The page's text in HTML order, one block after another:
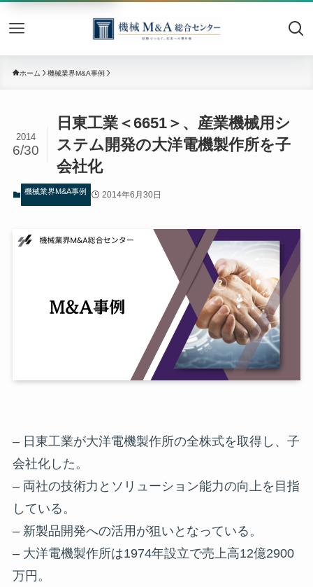
機械
ホーム 機械業界M&A事例
日東工業＜6651＞、産業機械用シ
ステム開発の大洋電機製作所を子
会社化
2014
6/30
機械業界M&A事例 2014年6月30日
– 日東工業が大洋電機製作所の全株式を取得し、子
会社化した。
– 両社の技術力とソリューション能力の向上を目指
している。
– 新製品開発への活用が狙いとなっている。
– 大洋電機製作所は1974年設立で売上高12億2900
万円。